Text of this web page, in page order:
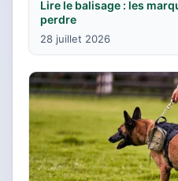
Lire le balisage : les
perdre
28 juillet 2026